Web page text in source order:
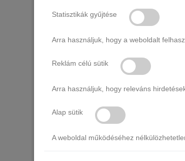
Statisztikák gyűjtése
Arra használjuk, hogy a weboldalt
Reklám célú sütik
Arra használjuk, hogy releváns
Alap sütik
A weboldal működéséhez